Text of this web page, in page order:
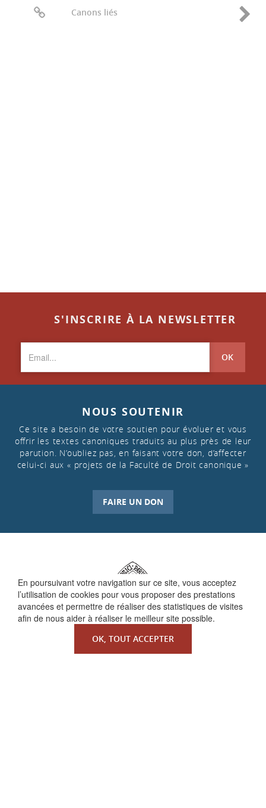
En poursuivant votre navigation sur ce site, vous acceptez
l’utilisation de cookies pour vous proposer des prestations
avancées et permettre de réaliser des statistiques de visites
afin de nous aider à réaliser le meilleur site possible.
OK, TOUT ACCEPTER
Canons liés
S'INSCRIRE À LA NEWSLETTER
OK
NOUS SOUTENIR
Ce site a besoin de votre soutien pour évoluer et vous
offrir les textes canoniques traduits au plus près de leur
parution. N’oubliez pas, en faisant votre don, d’affecter
celui-ci aux « projets de la Faculté de Droit canonique »
FAIRE UN DON